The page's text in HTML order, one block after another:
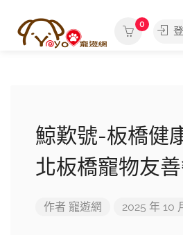
0
鯨歎號-板橋健
北板橋寵物友
作者 寵遊網 2025 年 10